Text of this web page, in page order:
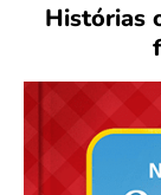
Histórias